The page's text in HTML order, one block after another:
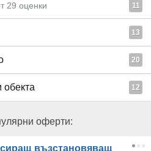
29 оценки 11
13
20
обекта 12
оферти:
възстановяващ